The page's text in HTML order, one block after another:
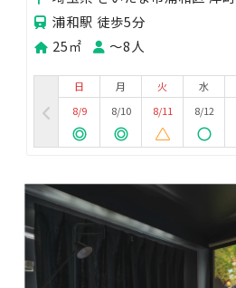
浦和駅 徒歩5分
25㎡
〜8人
日
8/9
月
8/10
火
8/11
水
8/12